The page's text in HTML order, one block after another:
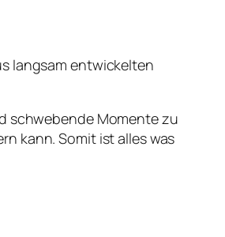
langsam entwickelten
schwebende Momente zu
kann. Somit ist alles was